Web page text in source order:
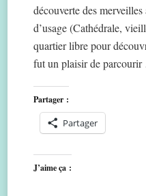
découverte des
d’usage (Cathédrale,
quartier libre pour
fut un plaisir de
Partager :
Partager
J’aime ça :